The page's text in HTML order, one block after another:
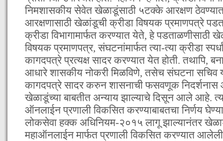
निमशासकीय सेवेत खेळाडूंसाठी ५टक्के आरक्षण
आरक्षणासाठी खेळांडूची क्रीडा विषयक प्रमाणपत्रे
क्रीडा विभागामार्फत करण्यात येते, हे पडताळणीसाठी
विषयक प्रमाणपत्र, संघटनांमार्फत त्या-त्या क्रीडा
कागदपत्रे प्रत्यक्ष सादर करण्यात येत होती. तथापि,
आधारे शासकीय नोकरी मिळविणे, तसेच संघटना सचिव
कागदपत्रे सादर करुन शासनाची फसवणूक निदर्शनास
खेळाडूंच्या बाबतीत अन्याय झाल्याचे दिसून आले आहे.
ऑनलाईन प्रणाली विकसित करण्याबाबतचा निर्णय
लोकसेवा हक्क अधिनियम-२०१५ लागू झाल्यानंतर
महाऑनलाईन मार्फत प्रणाली विकसित करण्यात